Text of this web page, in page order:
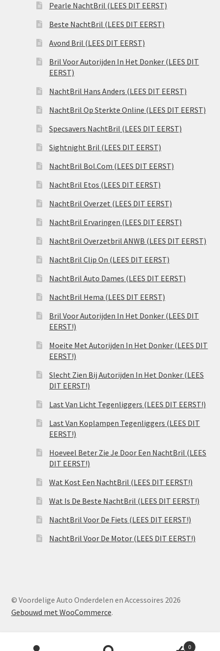
Pearle NachtBril (LEES DIT EERST)
Beste NachtBril (LEES DIT EERST)
Avond Bril (LEES DIT EERST)
Bril Voor Autorijden In Het Donker (LEES DIT
EERST)
NachtBril Hans Anders (LEES DIT EERST)
NachtBril Op Sterkte Online (LEES DIT EERST)
Specsavers NachtBril (LEES DIT EERST)
Sightnight Bril (LEES DIT EERST)
NachtBril Bol.Com (LEES DIT EERST)
NachtBril Etos (LEES DIT EERST)
NachtBril Overzet (LEES DIT EERST)
NachtBril Ervaringen (LEES DIT EERST)
NachtBril Overzetbril ANWB (LEES DIT EERST)
NachtBril Clip On (LEES DIT EERST)
NachtBril Auto Dames (LEES DIT EERST)
NachtBril Hema (LEES DIT EERST)
Bril Voor Autorijden In Het Donker (LEES DIT
EERST!)
Moeite Met Autorijden In Het Donker (LEES DIT
EERST!)
Slecht Zien Bij Autorijden In Het Donker (LEES
DIT EERST!)
Last Van Licht Tegenliggers (LEES DIT EERST!)
Last Van Koplampen Tegenliggers (LEES DIT
EERST!)
Hoeveel Beter Zie Je Door Een NachtBril (LEES
DIT EERST!)
Wat Kost Een NachtBril (LEES DIT EERST!)
Wat Is De Beste NachtBril (LEES DIT EERST!)
NachtBril Voor De Fiets (LEES DIT EERST!)
NachtBril Voor De Motor (LEES DIT EERST!)
© Voordelige Auto Onderdelen en Accessoires 2026
Gebouwd met WooCommerce.
Producten 0